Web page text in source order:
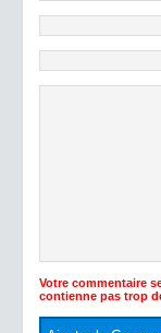
Votre commentaire
contienne pas trop